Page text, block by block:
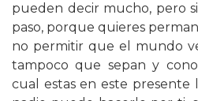
pueden decir mucho, pero
paso, porque quieres
no permitir que el mundo
tampoco que sepan y
cual estas en este presente